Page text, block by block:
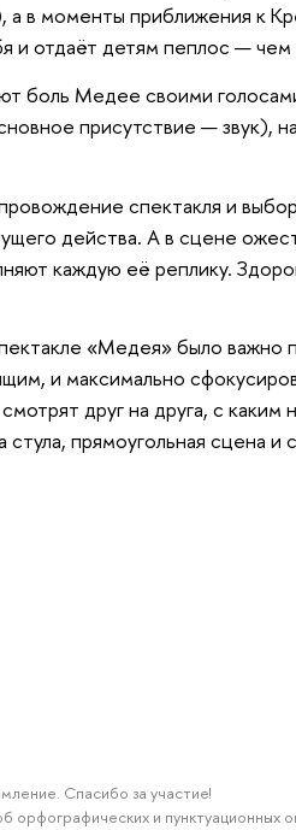
в моменты приближения к
и отдаёт детям пеплос —
боль Медее своими
присутствие —
спектакля и
действа. А в сцене
каждую её реплику.
«Медея» было важно
и максимально
друг на друга, с
прямоугольная сцена
Спасибо за участие!
орфографических и пунктуационных